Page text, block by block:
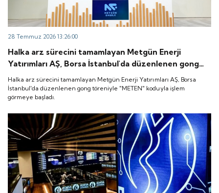
28 Temmuz 2026 13:26:00
Halka arz sürecini tamamlayan Metgün Enerji
Yatırımları AŞ, Borsa İstanbul'da düzenlenen gong
töreniyle "METEN" koduyla işlem görmeye başladı.
Halka arz sürecini tamamlayan Metgün Enerji Yatırımları AŞ, Borsa
İstanbul'da düzenlenen gong töreniyle "METEN" koduyla işlem
görmeye başladı.